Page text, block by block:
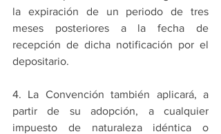
la expiración de un periodo de tres
meses posteriores a la fecha de
recepción de dicha notificación por el
depositario.
4. La Convención también aplicará, a
partir de su adopción, a cualquier
impuesto de naturaleza idéntica o